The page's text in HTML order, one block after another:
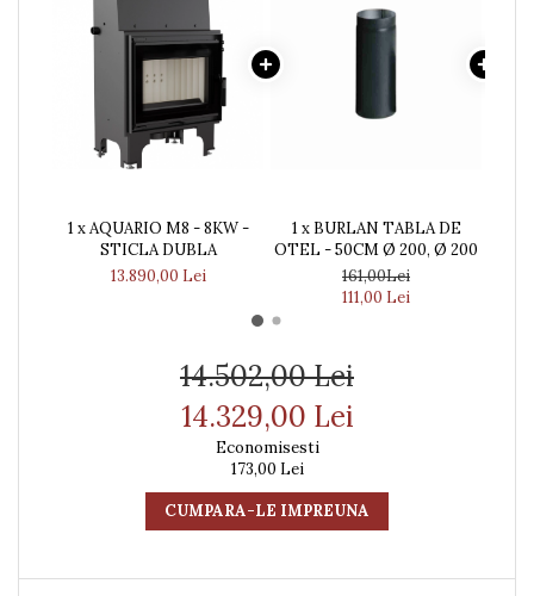
1 x AQUARIO M8 - 8KW -
STICLA DUBLA
13.890,00 Lei
1 x BURLAN TABLA DE
OTEL - 50CM Ø 200, Ø 200
161,00Lei
111,00 Lei
14.502,00 Lei
14.329,00 Lei
Economisesti
173,00 Lei
CUMPARA-LE IMPREUNA